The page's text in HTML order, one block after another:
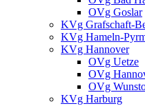
OVg Goslar
KVg Grafschaft-
KVg Hameln-
KVg Hannover
OVg Uetze
OVg
OVg
KVg Harburg